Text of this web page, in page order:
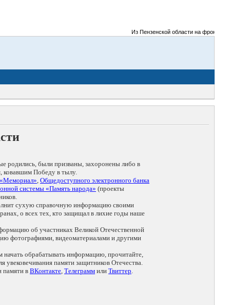
Из Пензенской области на фронты
родились, были призваны, захоронены либо в
ковавшим Победу в тылу.
, Общедоступного электронного банка
системы «Память народа» (проекты
сухую справочную информацию своими
о всех тех, кто защищал в лихие годы наше
об участниках Великой Отечественной
фотографиями, видеоматериалами и другими
начать обрабатывать информацию, прочитайте,
памяти защитников Отечества.
памяти в ВКонтакте, Телеграмм или Твиттер.